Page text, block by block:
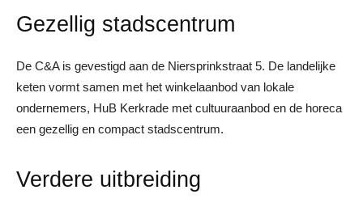
Gezellig stadscentrum
De C&A is gevestigd aan de Niersprinkstraat 5. De landelijke
keten vormt samen met het winkelaanbod van lokale
ondernemers, HuB Kerkrade met cultuuraanbod en de horeca
een gezellig en compact stadscentrum.
Verdere uitbreiding